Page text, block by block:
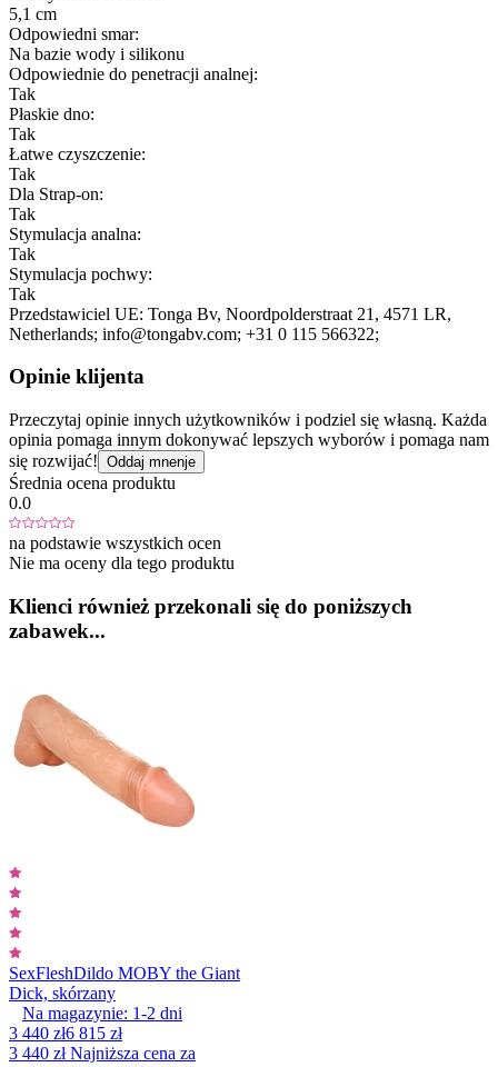
5,1 cm
Odpowiedni smar:
Na bazie wody i silikonu
Odpowiednie do penetracji analnej:
Tak
Płaskie dno:
Tak
Łatwe czyszczenie:
Tak
Dla Strap-on:
Tak
Stymulacja analna:
Tak
Stymulacja pochwy:
Tak
Przedstawiciel UE: Tonga Bv, Noordpolderstraat 21 , 4571 LR,
Netherlands; info@tongabv.com; +31 0 115 566322;
Opinie klijenta
Przeczytaj opinie innych użytkowników i podziel się własną. Każda
opinia pomaga innym dokonywać lepszych wyborów i pomaga nam
się rozwijać! Oddaj mnenje
Średnia ocena produktu
0.0
na podstawie wszystkich ocen
Nie ma oceny dla tego produktu
Klienci również przekonali się do poniższych
zabawek...
SexFleshDildo MOBY the Giant
Dick, skórzany
Na magazynie: 1-2 dni
3 440 zł6 815 zł
3 440 złNajniższa cena za